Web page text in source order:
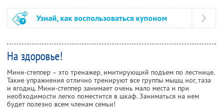
Узнай, как воспользоваться купоном
На здоровье!
Мини-степпер – это тренажер, имитирующий подъем по лестнице.
Такие упражнения отлично тренируют все группы мышц ног, таза
и ягодиц. Мини-степпер занимает очень мало места и при
необходимости легко поместится в шкаф. Заниматься на нем
будет полезно всем членам семьи!